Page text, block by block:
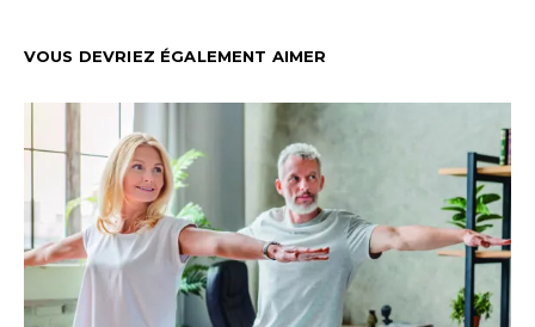
VOUS DEVRIEZ ÉGALEMENT AIMER